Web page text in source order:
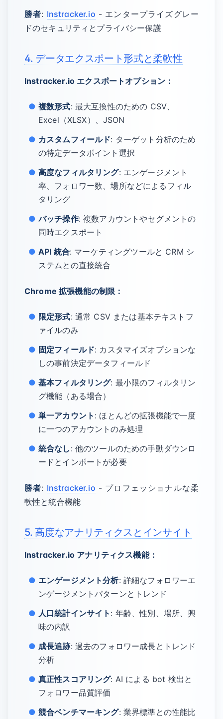
勝者: Instracker.io - エンタープライズグレー
ドのセキュリティとプライバシー保護
4. データエクスポート形式と柔軟性
Instracker.io エクスポートオプション：
複数形式: 最大互換性のための CSV、
Excel（XLSX）、JSON
カスタムフィールド: ターゲット分析のため
の特定データポイント選択
高度なフィルタリング: エンゲージメント
率、フォロワー数、場所などによるフィル
タリング
バッチ操作: 複数アカウントやセグメントの
同時エクスポート
API 統合: マーケティングツールと CRM シ
ステムとの直接統合
Chrome 拡張機能の制限：
限定形式: 通常 CSV または基本テキストフ
ァイルのみ
固定フィールド: カスタマイズオプションな
しの事前決定データフィールド
基本フィルタリング: 最小限のフィルタリン
グ機能（ある場合）
単一アカウント : ほとんどの拡張機能で一度
に一つのアカウントのみ処理
統合なし : 他のツールのための手動ダウンロ
ードとインポートが必要
勝者: Instracker.io - プロフェッショナルな柔
軟性と統合機能
5. 高度なアナリティクスとインサイト
Instracker.io アナリティクス機能：
エンゲージメント分析: 詳細なフォロワーエ
ンゲージメントパターンとトレンド
人口統計インサイト : 年齢、性別、場所、興
味の内訳
成長追跡: 過去のフォロワー成長とトレンド
分析
真正性スコアリング: AI による bot 検出と
フォロワー品質評価
競合ベンチマーキング: 業界標準との性能比